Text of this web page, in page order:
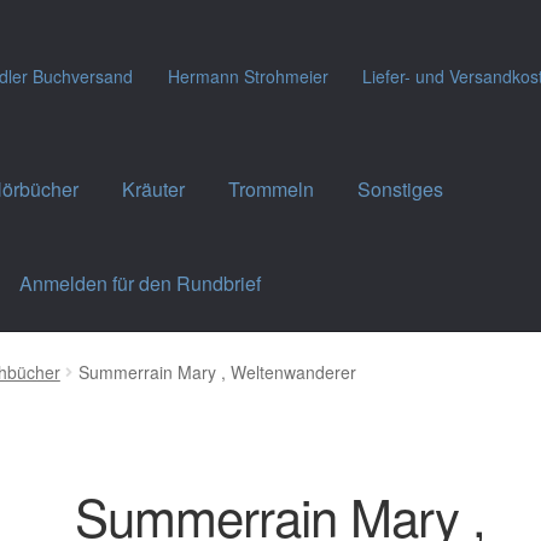
Buchversand Hermann Strohmeier Liefer- und
Kräuter Trommeln Sonstiges
Anmelden für den Rundbrief
Summerrain Mary , Weltenwanderer
Summerrain Mary ,